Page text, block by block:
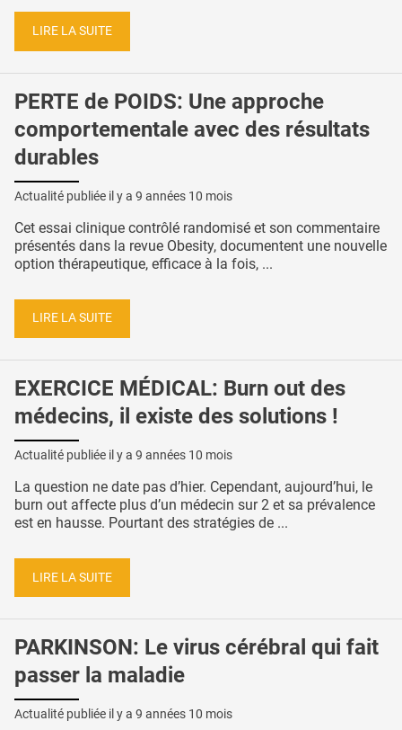
LIRE LA SUITE
PERTE de POIDS: Une approche
comportementale avec des résultats
durables
Actualité publiée il y a 9 années 10 mois
Cet essai clinique contrôlé randomisé et son commentaire
présentés dans la revue Obesity, documentent une nouvelle
option thérapeutique, efficace à la fois, ...
LIRE LA SUITE
EXERCICE MÉDICAL: Burn out des
médecins, il existe des solutions !
Actualité publiée il y a 9 années 10 mois
La question ne date pas d’hier. Cependant, aujourd’hui, le
burn out affecte plus d’un médecin sur 2 et sa prévalence
est en hausse. Pourtant des stratégies de ...
LIRE LA SUITE
PARKINSON: Le virus cérébral qui fait
passer la maladie
Actualité publiée il y a 9 années 10 mois